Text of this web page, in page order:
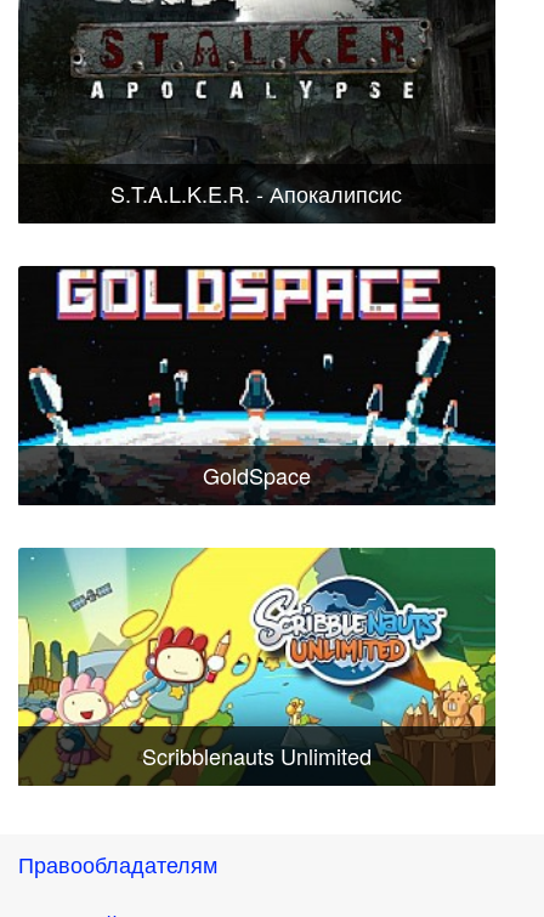
S.T.A.L.K.E.R. - Апокалипсис
GoldSpace
Scribblenauts Unlimited
Правообладателям